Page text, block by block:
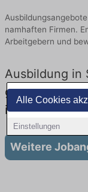
Alle Cookies
Einstellungen
namhaften Firmen.
Arbeitgebern und
Ausbildung in
gibt es keine
in
Weitere